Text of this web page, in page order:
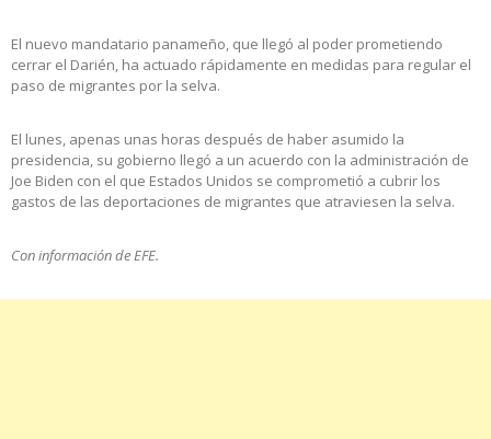
El nuevo mandatario panameño, que llegó al poder prometiendo
cerrar el Darién, ha actuado rápidamente en medidas para regular el
paso de migrantes por la selva.
El lunes, apenas unas horas después de haber asumido la
presidencia, su gobierno llegó a un acuerdo con la administración de
Joe Biden con el que Estados Unidos se comprometió a cubrir los
gastos de las deportaciones de migrantes que atraviesen la selva.
Con información de EFE.